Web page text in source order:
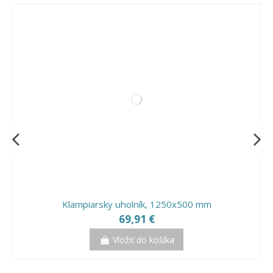
Klampiarsky uholník, 1250x500 mm
69,91 €
Vložiť do košíka